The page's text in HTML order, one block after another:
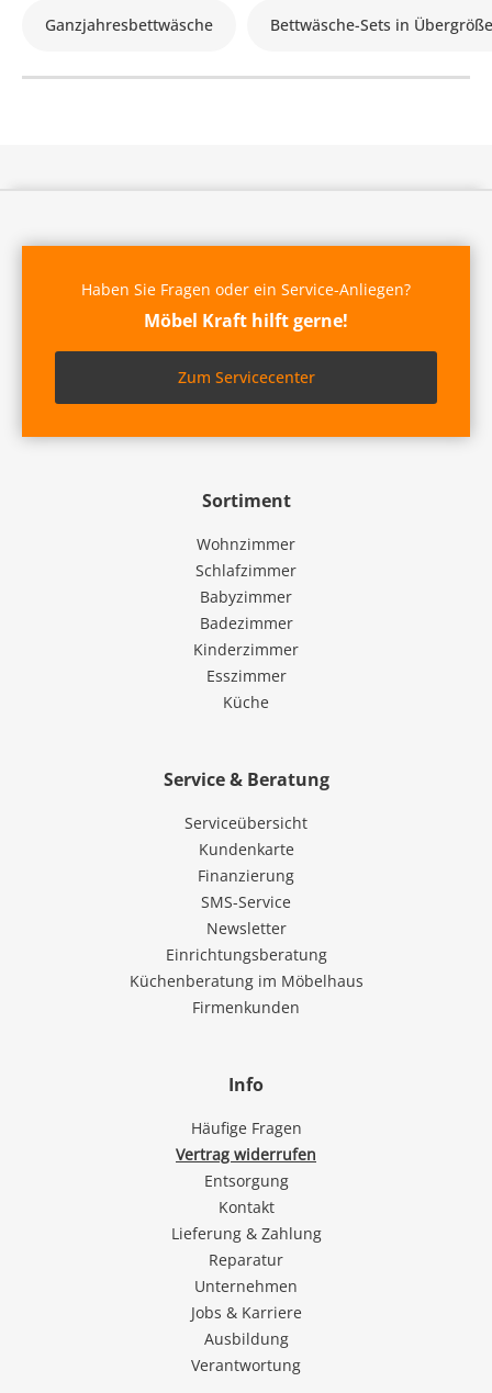
Ganzjahresbettwäsche Bettwäsche-Sets in
Sortiment
Wohnzimmer
Schlafzimmer
Babyzimmer
Badezimmer
Kinderzimmer
Esszimmer
Küche
Service & Beratung
Serviceübersicht
Kundenkarte
Finanzierung
SMS-Service
Newsletter
Einrichtungsberatung
Küchenberatung im Möbelhaus
Firmenkunden
Info
Häufige Fragen
Vertrag widerrufen
Entsorgung
Kontakt
Lieferung & Zahlung
Reparatur
Unternehmen
Jobs & Karriere
Ausbildung
Verantwortung
Haben Sie Fragen oder ein Service-Anliegen?
Möbel Kraft hilft gerne!
Zum Servicecenter